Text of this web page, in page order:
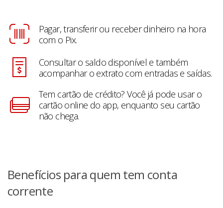
Pagar, transferir ou receber dinheiro na hora
com o Pix.
Consultar o saldo disponível e também
acompanhar o extrato com entradas e saídas.
Tem cartão de crédito? Você já pode usar o
cartão online do app, enquanto seu cartão
não chega.
Benefícios para quem tem conta
corrente